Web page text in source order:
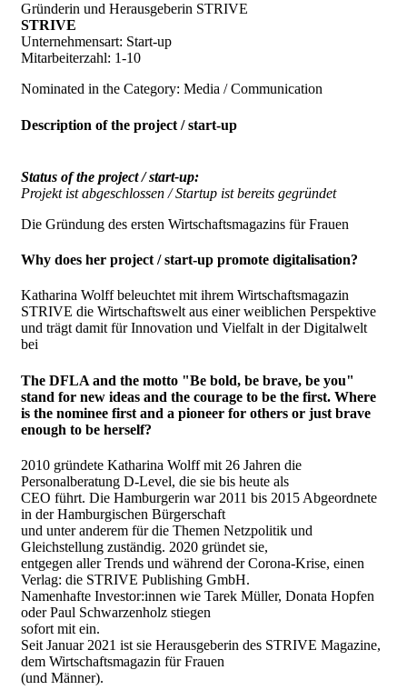
Gründerin und Herausgeberin STRIVE
STRIVE
Unternehmensart: Start-up
Mitarbeiterzahl: 1-10
Nominated in the Category: Media / Communication
Description of the project / start-up
Status of the project / start-up:
Projekt ist abgeschlossen / Startup ist bereits gegründet
Die Gründung des ersten Wirtschaftsmagazins für Frauen
Why does her project / start-up promote digitalisation?
Katharina Wolff beleuchtet mit ihrem Wirtschaftsmagazin
STRIVE die Wirtschaftswelt aus einer weiblichen Perspektive
und trägt damit für Innovation und Vielfalt in der Digitalwelt
bei
The DFLA and the motto "Be bold, be brave, be you"
stand for new ideas and the courage to be the first. Where
is the nominee first and a pioneer for others or just brave
enough to be herself?
2010 gründete Katharina Wolff mit 26 Jahren die
Personalberatung D-Level, die sie bis heute als
CEO führt. Die Hamburgerin war 2011 bis 2015 Abgeordnete
in der Hamburgischen Bürgerschaft
und unter anderem für die Themen Netzpolitik und
Gleichstellung zuständig. 2020 gründet sie,
entgegen aller Trends und während der Corona-Krise, einen
Verlag: die STRIVE Publishing GmbH.
Namenhafte Investor:innen wie Tarek Müller, Donata Hopfen
oder Paul Schwarzenholz stiegen
sofort mit ein.
Seit Januar 2021 ist sie Herausgeberin des STRIVE Magazine,
dem Wirtschaftsmagazin für Frauen
(und Männer).